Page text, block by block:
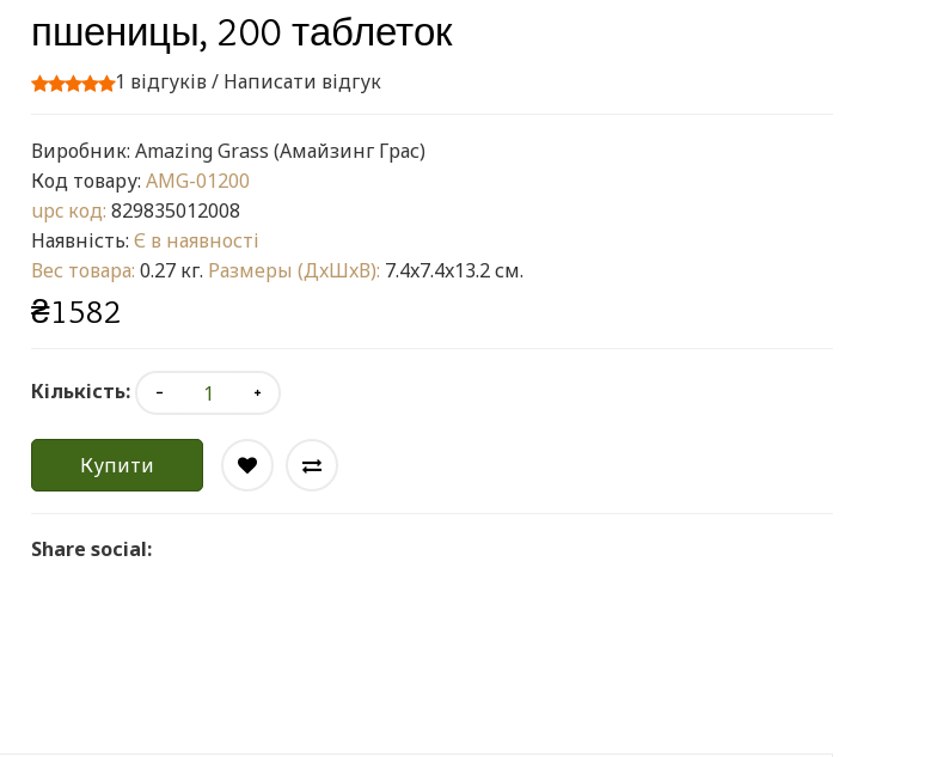
пшеницы, 200 таблеток
1 відгуків/ Написати відгук
Виробник:Amazing Grass (Амайзинг Грас)
Код товару:AMG-01200
upc код: 829835012008
Наявність:Є в наявності
Вес товара: 0.27 кг. Размеры (ДxШxВ): 7.4x7.4x13.2 см.
₴1582
Кількість:
Купити
Share social: